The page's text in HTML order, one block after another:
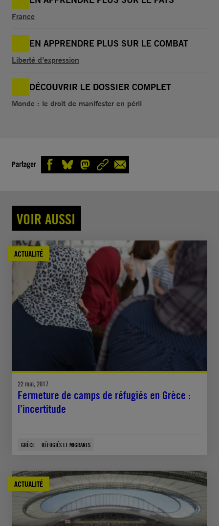
France
EN APPRENDRE PLUS SUR LE COMBAT
Liberté d’expression
DÉCOUVRIR LE DOSSIER COMPLET
Monde : le droit de manifester en péril
Partager
VOIR AUSSI
ACTUALITÉ
22 mai, 2017
Fermeture de camps de réfugiés en Grèce :
l’incertitude
GRÈCE RÉFUGIÉS ET MIGRANTS
ACTUALITÉ